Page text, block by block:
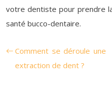
votre dentiste pour prendre
santé bucco-dentaire.
Comment se déroule une
extraction de dent ?